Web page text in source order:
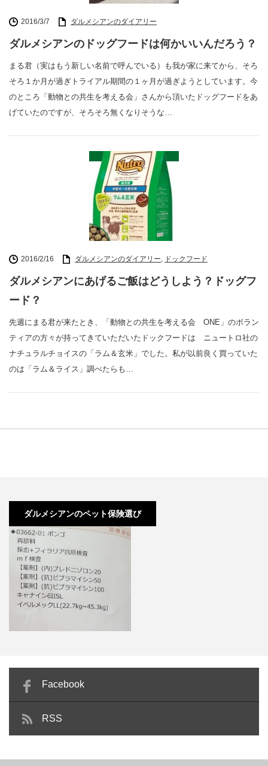
2016/3/7 ダルメシアンのダイアリー
ダルメシアンのドッグフードは何かいいんだろう？
まる君（実はもう新しい名前で呼んでいる）も我が家に来てから、そろ
そろ１か月が過ぎトライアル期間の１ヶ月が過ぎようとしています。今
のところ「動物との共生を考える会」さんから頂いたドッグフードをあ
げていたのですが、そろそろ無くなりそうな…
2016/2/16 ダルメシアンのダイアリー, ドックフード
ダルメシアンにあげるご飯はどうしよう？ドッグフ
ード？
先週にまる君が来たとき、「動物との共生を考える会 ONE」のボラン
ティアの方々が持ってきていただいたドックフードは ニュートロ社の
ナチュラルチョイスの「ラム＆玄米」でした。私が以前良く買っていた
のは「ラム＆ライス」調べたらも…
ダルメシアンのペット保険選び
Facebook
RSS